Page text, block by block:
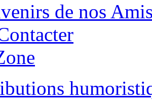
de nos